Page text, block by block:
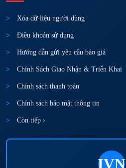
Xóa dữ liệu người dùng
Điều khoản sử dụng
Hướng dẫn gửi yêu cầu báo giá
Chính Sách Giao Nhận & Triển Khai
Chính sách thanh toán
Chính sách bảo mật thông tin
Còn tiếp ›
IVN